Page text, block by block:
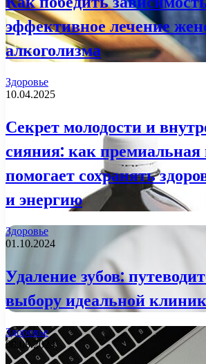
эффективное лечение
алкоголизма
Здоровье
10.04.2025
Секрет молодости и
сияния: как премиальная
помогает сохранять
и энергию
Здоровье
01.10.2024
Удаление зубов:
выбору идеальной
Здоровье
08.08.2024